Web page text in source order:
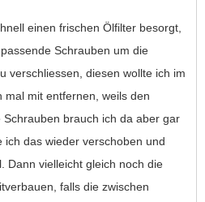
einen frischen Ölfilter besorgt,
Schrauben um die
verschliessen, diesen wollte ich im
mal mit entfernen, weils den
brauch ich da aber gar
ich das wieder verschoben und
Dann vielleicht gleich noch die
falls die zwischen